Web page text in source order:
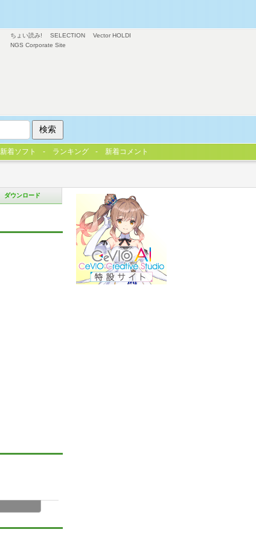
ダウンロード
ちょい読み! SELECTION
Vector HOLDI
NGS Corporate Site
新着ソフト ランキング 新着コメント